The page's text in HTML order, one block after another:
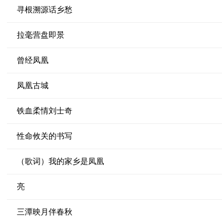
寻根溯源话乡愁
拉毫营盘即景
曾经凤凰
凤凰古城
铁血柔情刘士奇
性命攸关的书写
（歌词）我的家乡是凤凰
亮
三潭映月伴春秋